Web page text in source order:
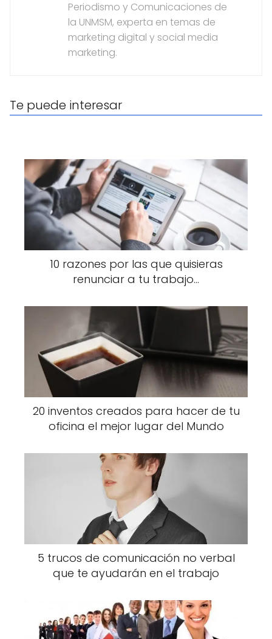
Periodismo y Comunicaciones de
la UNMSM, experta en temas de
marketing digital y social media
marketing.
Te puede interesar
10 razones por las que quisieras
renunciar a tu trabajo...
20 inventos creados para hacer de tu
oficina el mejor lugar del Mundo
5 trucos de comunicación no verbal
que te ayudarán en el trabajo